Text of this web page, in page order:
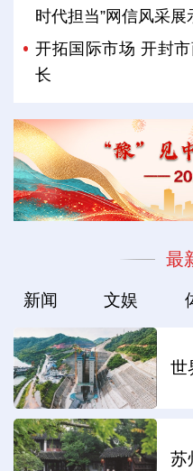
时代担当”网信风采展
开拓国际市场 开封
长
最
新闻 文娱
世
苏